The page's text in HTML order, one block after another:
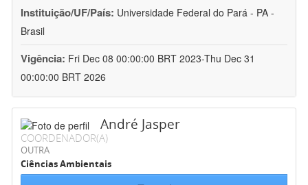
Instituição/UF/País: Universidade Federal do Pará - PA -
Brasil
Vigência: Fri Dec 08 00:00:00 BRT 2023-Thu Dec 31
00:00:00 BRT 2026
André Jasper
COORDENADOR(A)
OUTRA
Ciências Ambientais